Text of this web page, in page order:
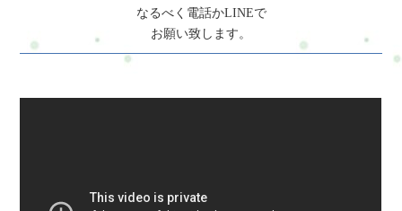
なるべく電話かLINEで
お願い致します。